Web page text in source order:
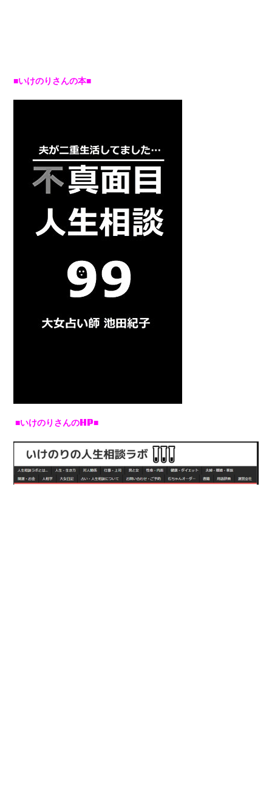
■いけのりさんの本■
■いけのりさんのHP■